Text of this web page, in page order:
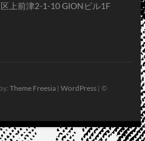
上前津2-1-10 GIONビル1F
Theme Freesia| WordPress| ©